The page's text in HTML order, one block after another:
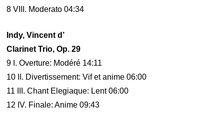
8 VIII. Moderato 04:34
Indy, Vincent d’
Clarinet Trio, Op. 29
9 I. Overture: Modéré 14:11
10 II. Divertissement: Vif et anime 06:00
11 III. Chant Elegiaque: Lent 06:00
12 IV. Finale: Anime 09:43